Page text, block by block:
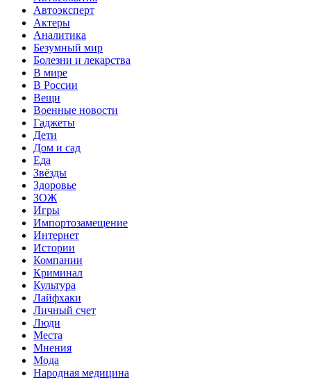
Автоэксперт
Актеры
Аналитика
Безумный мир
Болезни и лекарства
В мире
В России
Вещи
Военные новости
Гаджеты
Дети
Дом и сад
Еда
Звёзды
Здоровье
ЗОЖ
Игры
Импортозамещение
Интернет
Истории
Компании
Криминал
Культура
Лайфхаки
Личный счет
Люди
Места
Мнения
Мода
Народная медицина